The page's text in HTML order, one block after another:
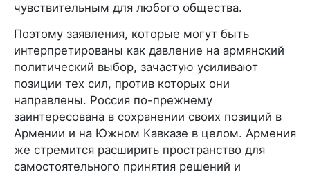
чувствительным для любого общества.
Поэтому заявления, которые могут быть
интерпретированы как давление на армянский
политический выбор, зачастую усиливают
позиции тех сил, против которых они
направлены. Россия по-прежнему
заинтересована в сохранении своих позиций в
Армении и на Южном Кавказе в целом. Армения
же стремится расширить пространство для
самостоятельного принятия решений и